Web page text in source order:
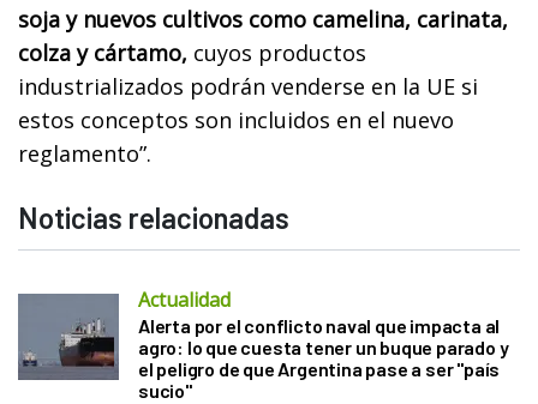
soja y nuevos cultivos como camelina, carinata,
colza y cártamo, cuyos productos
industrializados podrán venderse en la UE si
estos conceptos son incluidos en el nuevo
reglamento”.
Noticias relacionadas
Actualidad
Alerta por el conflicto naval que impacta al
agro: lo que cuesta tener un buque parado y
el peligro de que Argentina pase a ser "país
sucio"